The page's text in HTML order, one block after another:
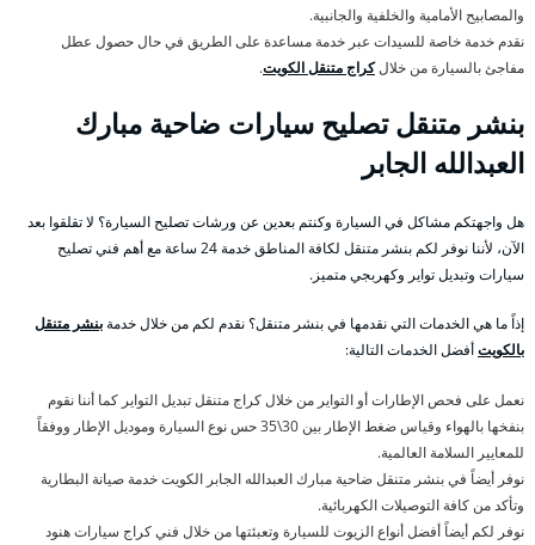
والمصابيح الأمامية والخلفية والجانبية.
نقدم خدمة خاصة للسيدات عبر خدمة مساعدة على الطريق في حال حصول عطل
مفاجئ بالسيارة من خلالكراج متنقل الكويت.
بنشر متنقل تصليح سيارات ضاحية مبارك
العبدالله الجابر
هل واجهتكم مشاكل في السيارة وكنتم بعدين عن ورشات تصليح السيارة؟ لا تقلقوا بعد
الآن، لأننا نوفر لكم بنشر متنقل لكافة المناطق خدمة 24 ساعة مع أهم فني تصليح
سيارات وتبديل تواير وكهربجي متميز.
إذاً ما هي الخدمات التي نقدمها في بنشر متنقل؟ نقدم لكم من خلال خدمةبنشر متنقل
بالكويتأفضل الخدمات التالية:
نعمل على فحص الإطارات أو التواير من خلال كراج متنقل تبديل التواير كما أننا نقوم
بنفخها بالهواء وقياس ضغط الإطار بين 30\35 حس نوع السيارة وموديل الإطار ووفقاً
للمعايير السلامة العالمية.
نوفر أيضاً في بنشر متنقل ضاحية مبارك العبدالله الجابر الكويت خدمة صيانة البطارية
وتأكد من كافة التوصيلات الكهربائية.
نوفر لكم أيضاً أفضل أنواع الزيوت للسيارة وتعبئتها من خلال فني كراج سيارات هنود